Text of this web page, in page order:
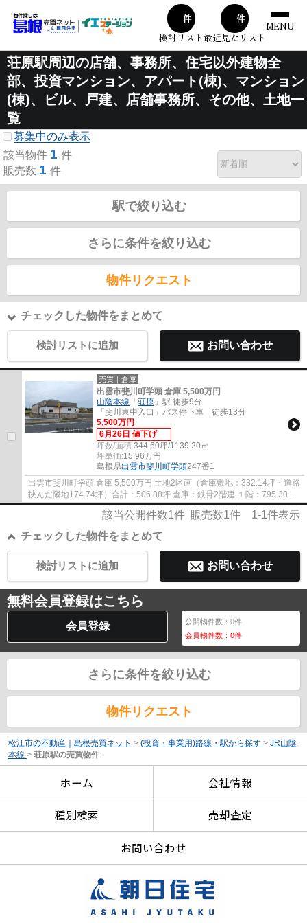
00件
検討リスト
00件
最近見たリスト
MENU
荘原駅周辺の店舗、事務所、住宅以外建物全
部、投資マンション、アパート(棟)、マンション
(棟)、ビル、戸建、店舗事務所、その他、土地一
覧
募集中のみ表示
該当物件 1 件
販売数 1 件
駅で絞り込む
さらに条件を絞り込む
物件リクエスト
チェックした物件をまとめて
検討リストに追加 お問い合わせ
売買｜倉庫
出雲市斐川町学頭 倉庫 5,500万円
山陰本線 「荘原 」駅 徒歩9分
「斐川東中入口」バス停下車 徒歩13分
5,500万円
6月26日 値下げ
坪数/面積:344.60坪/1139.20㎡
坪単価:15.96万円
島根県出雲市斐川町学頭247番1
出雲市斐川町学頭 倉庫 5,500万円 土地2区画（倉庫敷地：332.14坪・道路
挟んだ隣地174.74坪）合計：506.88坪 倉庫：鉄骨2階建 １階：795.30㎡
（240.57坪）2階：343.90㎡（104.02坪） ...
該当公開件数1件 販売数1件 1-1件表示
チェックした物件をまとめて
お問い合わせ
検討リストに追加
無料会員登録はこちら
会員登録 公開物件数：0件
会員物件数：0件
さらに条件を絞り込む
物件リクエスト
松江市の不動産｜島根売買ネット > (投資・事業用)路線・駅から探す > JR山陰
本線 > 荘原駅の売買物件
ホーム 会社情報
種別検索 売却査定
お問い合わせ